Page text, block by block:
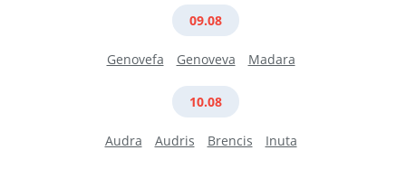
09.08
Genovefa Genoveva Madara
10.08
Audra Audris Brencis Inuta